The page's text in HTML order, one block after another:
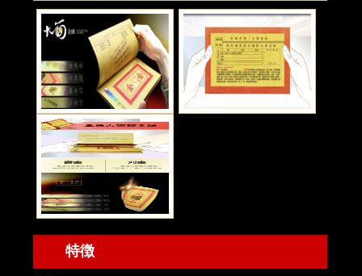
特徴